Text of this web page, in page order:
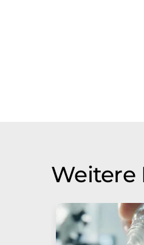
Weitere